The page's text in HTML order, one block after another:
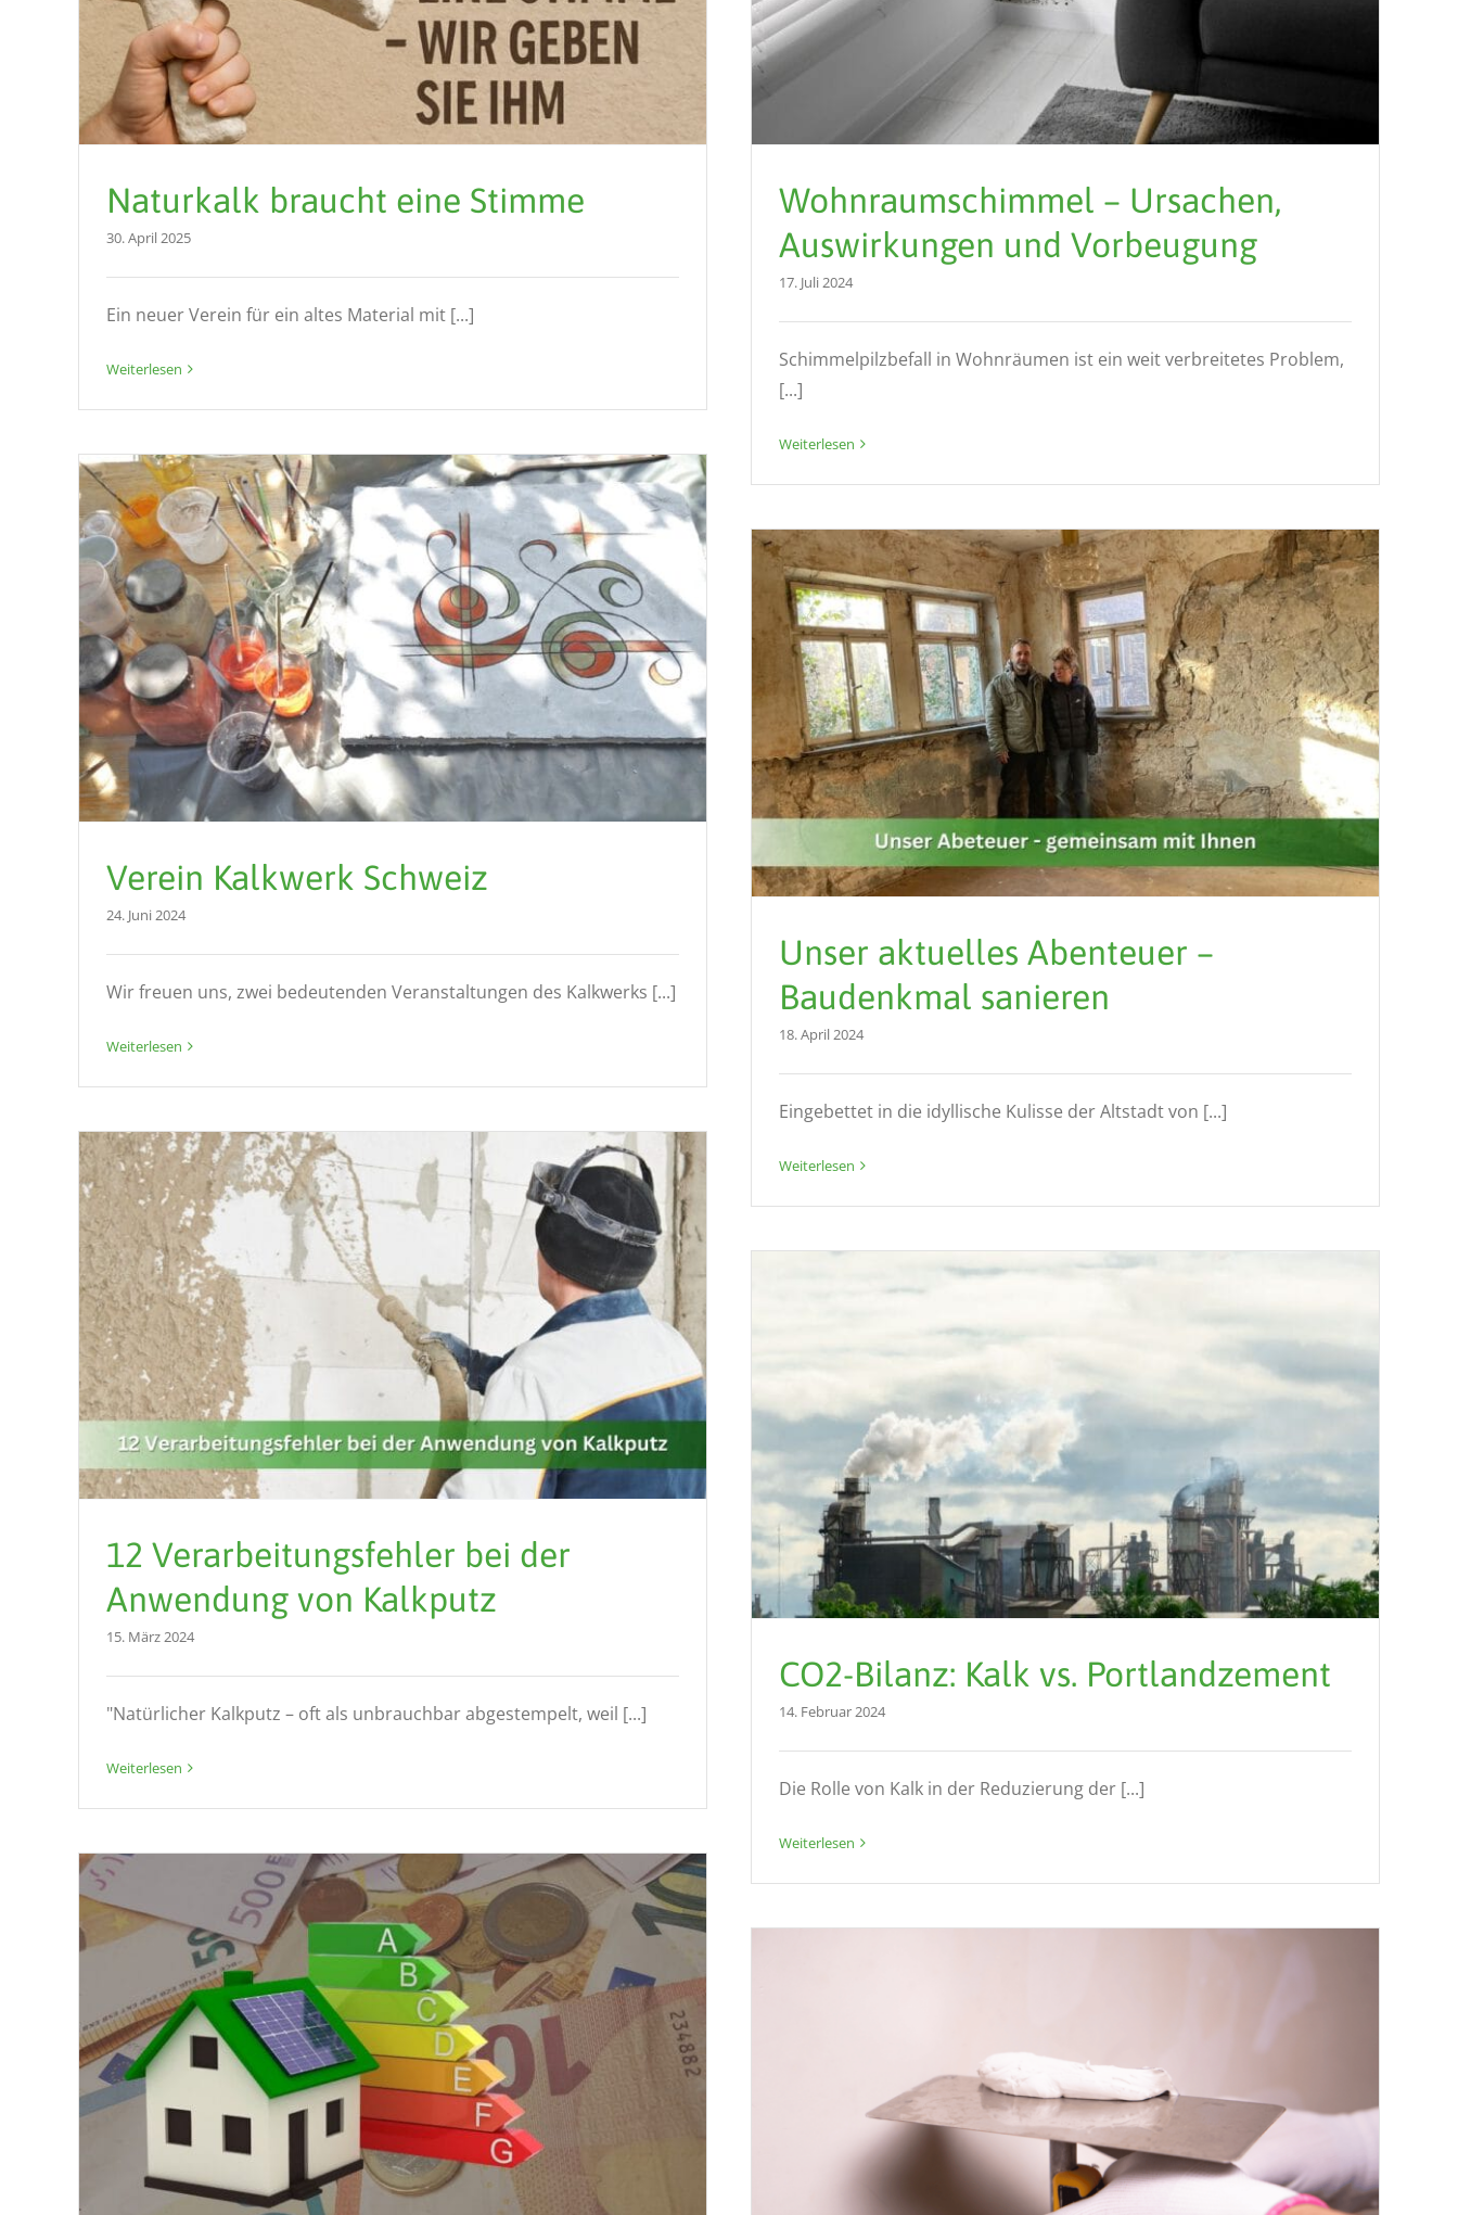
Naturkalk braucht eine Stimme
30. April 2025
Ein neuer Verein für ein altes Material mit [...]
Weiterlesen
Wohnraumschimmel – Ursachen,
Auswirkungen und Vorbeugung
17. Juli 2024
Schimmelpilzbefall in Wohnräumen ist ein weit verbreitetes Problem,
[...]
Weiterlesen
Verein Kalkwerk Schweiz
24. Juni 2024
Wir freuen uns, zwei bedeutenden Veranstaltungen des Kalkwerks [...]
Weiterlesen
Unser aktuelles Abenteuer –
Baudenkmal sanieren
18. April 2024
Eingebettet in die idyllische Kulisse der Altstadt von [...]
Weiterlesen
12 Verarbeitungsfehler bei der
Anwendung von Kalkputz
15. März 2024
"Natürlicher Kalkputz – oft als unbrauchbar abgestempelt, weil [...]
Weiterlesen
CO2-Bilanz: Kalk vs. Portlandzement
14. Februar 2024
Die Rolle von Kalk in der Reduzierung der [...]
Weiterlesen